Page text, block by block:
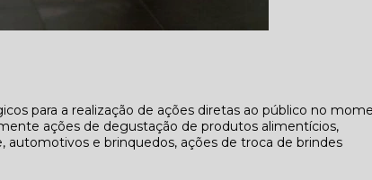
para a realização de ações diretas ao público no
ações de degustação de produtos alimentícios,
e brinquedos, ações de troca de brindes